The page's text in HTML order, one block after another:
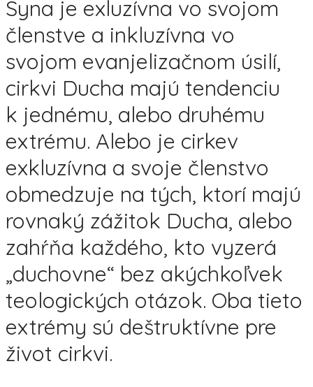
Syna je exluzívna vo svojom
členstve a inkluzívna vo
svojom evanjelizačnom úsilí,
cirkvi Ducha majú tendenciu
k jednému, alebo druhému
extrému. Alebo je cirkev
exkluzívna a svoje členstvo
obmedzuje na tých, ktorí majú
rovnaký zážitok Ducha, alebo
zahŕňa každého, kto vyzerá
„duchovne“ bez akýchkoľvek
teologických otázok. Oba tieto
extrémy sú deštruktívne pre
život cirkvi.